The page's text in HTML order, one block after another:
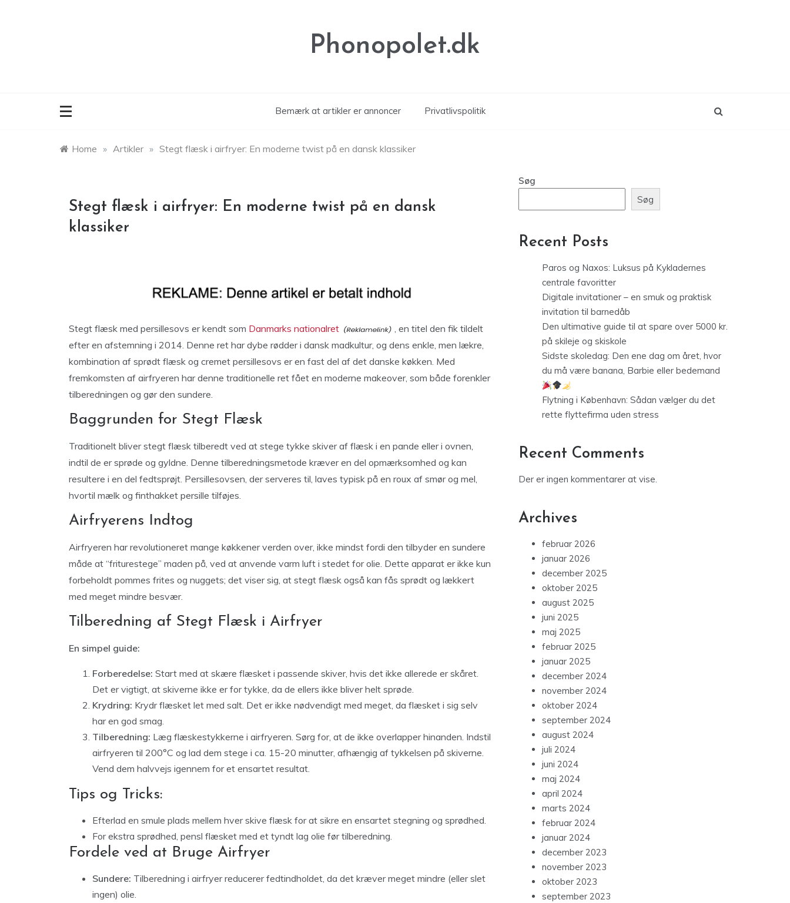
Phonopolet.dk
Bemærk at artikler er annoncer Privatlivspolitik
Home » Artikler » Stegt flæsk i airfryer: En moderne twist på en dansk klassiker
Stegt flæsk i airfryer: En moderne twist på en dansk
klassiker
Stegt flæsk med persillesovs er kendt som Danmarks nationalret
, en titel den fik tildelt
efter en afstemning i 2014. Denne ret har dybe rødder i dansk madkultur, og dens enkle, men lækre,
kombination af sprødt flæsk og cremet persillesovs er en fast del af det danske køkken. Med
fremkomsten af airfryeren har denne traditionelle ret fået en moderne makeover, som både forenkler
tilberedningen og gør den sundere.
Baggrunden for Stegt Flæsk
Traditionelt bliver stegt flæsk tilberedt ved at stege tykke skiver af flæsk i en pande eller i ovnen,
indtil de er sprøde og gyldne. Denne tilberedningsmetode kræver en del opmærksomhed og kan
resultere i en del fedtsprøjt. Persillesovsen, der serveres til, laves typisk på en roux af smør og mel,
hvortil mælk og finthakket persille tilføjes.
Airfryerens Indtog
Airfryeren har revolutioneret mange køkkener verden over, ikke mindst fordi den tilbyder en sundere
måde at “friturestege” maden på, ved at anvende varm luft i stedet for olie. Dette apparat er ikke kun
forbeholdt pommes frites og nuggets; det viser sig, at stegt flæsk også kan fås sprødt og lækkert
med meget mindre besvær.
Tilberedning af Stegt Flæsk i Airfryer
En simpel guide:
Forberedelse: Start med at skære flæsket i passende skiver, hvis det ikke allerede er skåret.
Det er vigtigt, at skiverne ikke er for tykke, da de ellers ikke bliver helt sprøde.
Krydring: Krydr flæsket let med salt. Det er ikke nødvendigt med meget, da flæsket i sig selv
har en god smag.
Tilberedning: Læg flæskestykkerne i airfryeren. Sørg for, at de ikke overlapper hinanden. Indstil
airfryeren til 200°C og lad dem stege i ca. 15-20 minutter, afhængig af tykkelsen på skiverne.
Vend dem halvvejs igennem for et ensartet resultat.
Tips og Tricks:
Efterlad en smule plads mellem hver skive flæsk for at sikre en ensartet stegning og sprødhed.
For ekstra sprødhed, pensl flæsket med et tyndt lag olie før tilberedning.
Fordele ved at Bruge Airfryer
Sundere: Tilberedning i airfryer reducerer fedtindholdet, da det kræver meget mindre (eller slet
ingen) olie.
Søg
Søg
Recent Posts
Paros og Naxos: Luksus på Kykladernes
centrale favoritter
Digitale invitationer – en smuk og praktisk
invitation til barnedåb
Den ultimative guide til at spare over 5000 kr.
på skileje og skiskole
Sidste skoledag: Den ene dag om året, hvor
du må være banana, Barbie eller bedemand
Flytning i København: Sådan vælger du det
rette flyttefirma uden stress
Recent Comments
Der er ingen kommentarer at vise.
Archives
februar 2026
januar 2026
december 2025
oktober 2025
august 2025
juni 2025
maj 2025
februar 2025
januar 2025
december 2024
november 2024
oktober 2024
september 2024
august 2024
juli 2024
juni 2024
maj 2024
april 2024
marts 2024
februar 2024
januar 2024
december 2023
november 2023
oktober 2023
september 2023